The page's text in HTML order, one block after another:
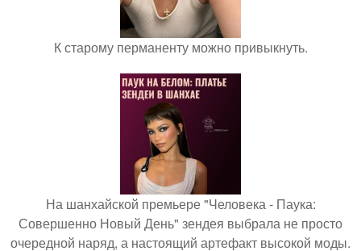
К старому перманенту можно привыкнуть.
На шанхайской премьере "Человека - Паука:
Совершенно Новый День" зендея выбрала не просто
очередной наряд, а настоящий артефакт высокой моды.